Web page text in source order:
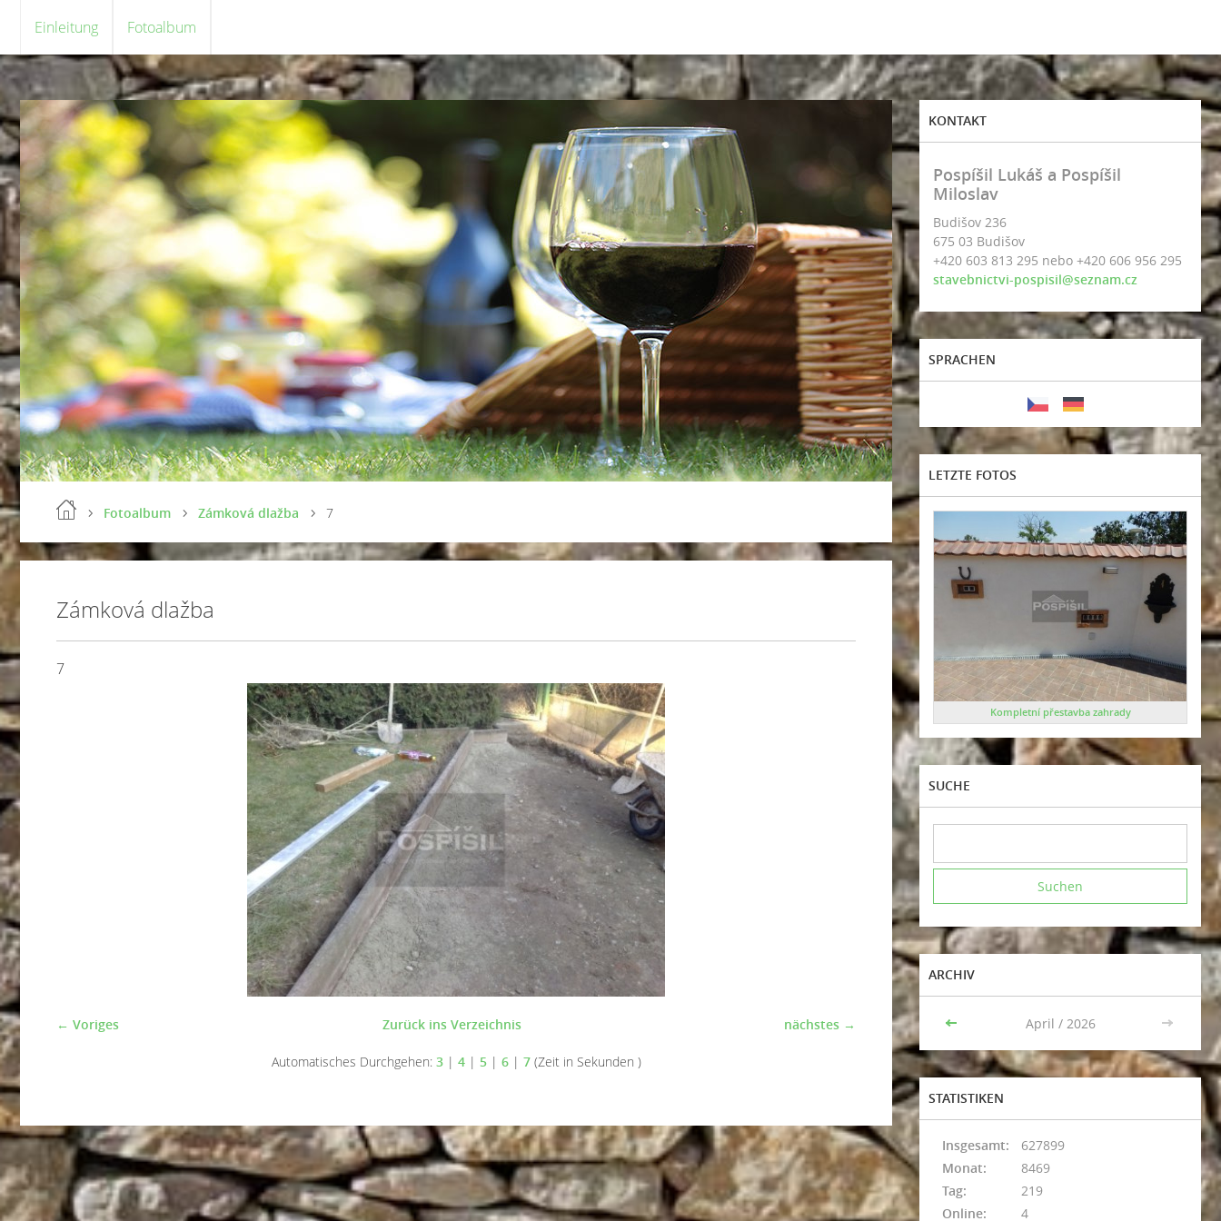
Einleitung Fotoalbum
Fotoalbum Zámková dlažba 7
Zámková dlažba
7
← Voriges nächstes →
Zurück ins Verzeichnis
Automatisches Durchgehen: 3| 4| 5| 6| 7(Zeit in Sekunden )
KONTAKT
Pospíšil Lukáš a Pospíšil
Miloslav
Budišov 236
675 03 Budišov
+420 603 813 295 nebo +420 606 956 295
stavebnictvi-pospisil@seznam.cz
SPRACHEN
LETZTE FOTOS
Kompletní přestavba zahrady
SUCHE
ARCHIV
<< April / 2026 >>
STATISTIKEN
Online: 4
Insgesamt:
627899
Monat:
8469
Tag:
219